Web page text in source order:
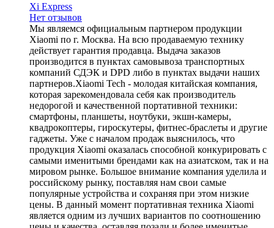
Xi Express
Нет отзывов
Мы являемся официальным партнером продукции
Xiaomi по г. Москва. На всю продаваемую технику
действует гарантия продавца. Выдача заказов
производится в пунктах самовывоза транспортных
компаний СДЭК и DPD либо в пунктах выдачи наших
партнеров.Xiaomi Tech - молодая китайская компания,
которая зарекомендовала себя как производитель
недорогой и качественной портативной техники:
смартфоны, планшеты, ноутбуки, экшн-камеры,
квадрокоптеры, гироскутеры, фитнес-браслеты и другие
гаджеты. Уже с началом продаж выяснилось, что
продукция Xiaomi оказалась способной конкурировать с
самыми именитыми брендами как на азиатском, так и на
мировом рынке. Большое внимание компания уделила и
российскому рынку, поставляя нам свои самые
популярные устройства и сохраняя при этом низкие
цены. В данный момент портативная техника Xiaomi
является одним из лучших вариантов по соотношению